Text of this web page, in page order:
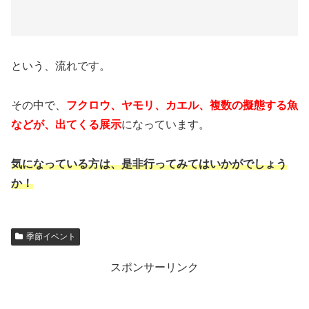
という、流れです。
その中で、 フクロウ、ヤモリ、カエル、複数の擬態する魚
などが、出てくる展示になっています。
気になっている方は、是非行ってみてはいかがでしょう
か！
季節イベント
スポンサーリンク